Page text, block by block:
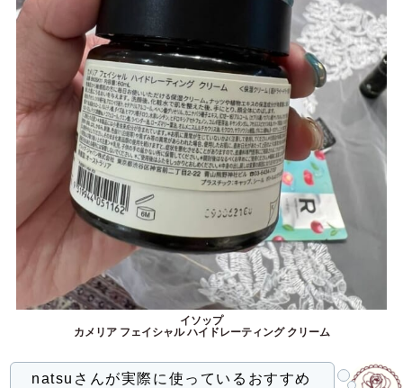
イソップ
カメリア フェイシャル ハイドレーティング クリーム
natsuさんが実際に使っているおすすめ